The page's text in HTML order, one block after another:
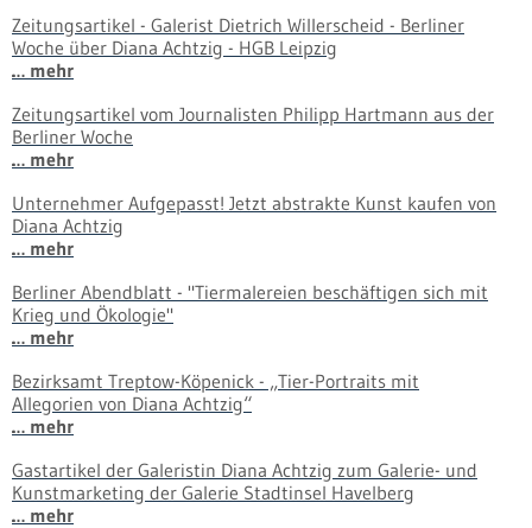
Zeitungsartikel - Galerist Dietrich Willerscheid - Berliner
Woche über Diana Achtzig - HGB Leipzig
… mehr
Zeitungsartikel vom Journalisten Philipp Hartmann aus der
Berliner Woche
… mehr
Unternehmer Aufgepasst! Jetzt abstrakte Kunst kaufen von
Diana Achtzig
… mehr
Berliner Abendblatt - "Tiermalereien beschäftigen sich mit
Krieg und Ökologie"
… mehr
Bezirksamt Treptow-Köpenick - „Tier-Portraits mit
Allegorien von Diana Achtzig“
… mehr
Gastartikel der Galeristin Diana Achtzig zum Galerie- und
Kunstmarketing der Galerie Stadtinsel Havelberg
… mehr